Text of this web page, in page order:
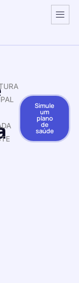
Simule
um
plano
de
saúde